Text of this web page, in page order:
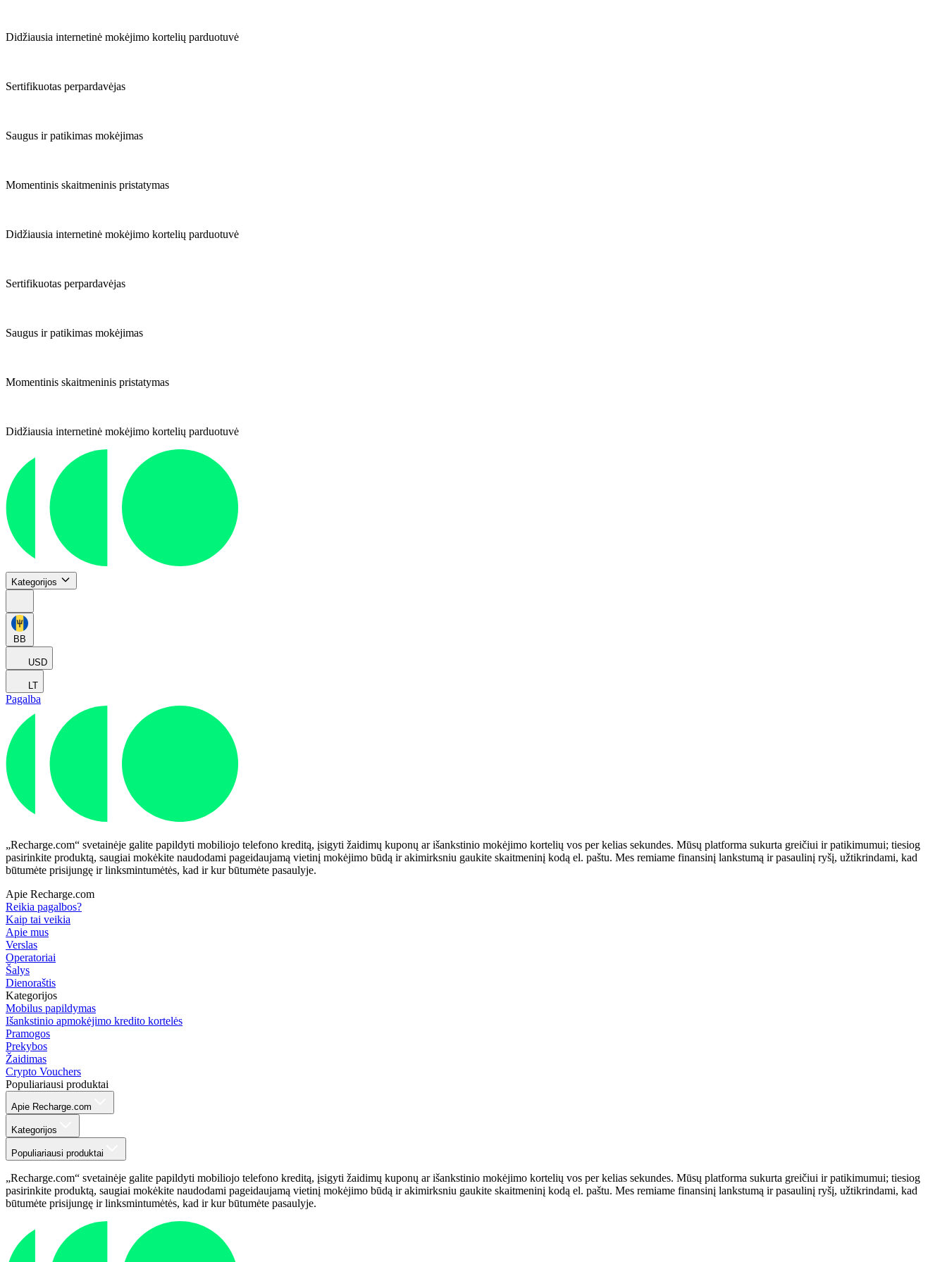
Didžiausia internetinė mokėjimo kortelių parduotuvė
Sertifikuotas perpardavėjas
Saugus ir patikimas mokėjimas
Momentinis skaitmeninis pristatymas
Didžiausia internetinė mokėjimo kortelių parduotuvė
Sertifikuotas perpardavėjas
Saugus ir patikimas mokėjimas
Momentinis skaitmeninis pristatymas
Didžiausia internetinė mokėjimo kortelių parduotuvė
Kategorijos
BB
USD
LT
Pagalba
„Recharge.com“ svetainėje galite papildyti mobiliojo telefono kreditą, įsigyti žaidimų kuponų ar išankstinio mokėjimo kortelių vos per kelias sekundes. Mūsų platforma sukurta greičiui ir patikimumui; tiesiog
pasirinkite produktą, saugiai mokėkite naudodami pageidaujamą vietinį mokėjimo būdą ir akimirksniu gaukite skaitmeninį kodą el. paštu. Mes remiame finansinį lankstumą ir pasaulinį ryšį, užtikrindami, kad
būtumėte prisijungę ir linksmintumėtės, kad ir kur būtumėte pasaulyje.
Apie Recharge.com
Reikia pagalbos?
Kaip tai veikia
Apie mus
Verslas
Operatoriai
Šalys
Dienoraštis
Kategorijos
Mobilus papildymas
Išankstinio apmokėjimo kredito kortelės
Pramogos
Prekybos
Žaidimas
Crypto Vouchers
Populiariausi produktai
Apie Recharge.com
Kategorijos
Populiariausi produktai
„Recharge.com“ svetainėje galite papildyti mobiliojo telefono kreditą, įsigyti žaidimų kuponų ar išankstinio mokėjimo kortelių vos per kelias sekundes. Mūsų platforma sukurta greičiui ir patikimumui; tiesiog
pasirinkite produktą, saugiai mokėkite naudodami pageidaujamą vietinį mokėjimo būdą ir akimirksniu gaukite skaitmeninį kodą el. paštu. Mes remiame finansinį lankstumą ir pasaulinį ryšį, užtikrindami, kad
būtumėte prisijungę ir linksmintumėtės, kad ir kur būtumėte pasaulyje.